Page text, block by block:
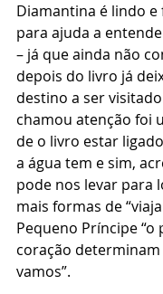
Diamantina é lindo
para ajuda a
– já que ainda não
depois do livro já
destino a ser
chamou atenção foi
de o livro estar
a água tem e sim,
pode nos levar para
mais formas de
Pequeno Príncipe “o
coração
vamos”.